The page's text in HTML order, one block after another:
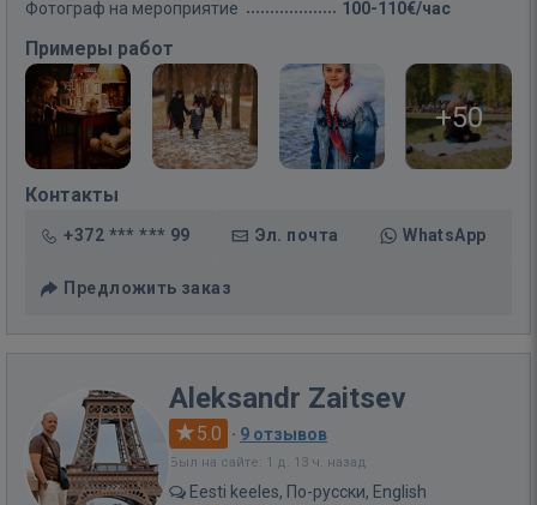
Фотограф на мероприятие 100-110€/час
Примеры работ
+50
Контакты
+372 *** *** 99 Эл. почта WhatsApp
Предложить заказ
Aleksandr Zaitsev
5.0 · 9 отзывов
Был на сайте: 1 д. 13 ч. назад
Eesti keeles, По-русски, English